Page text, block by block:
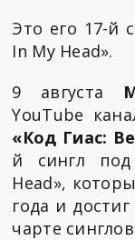
Это его 17-й
In My Head».
9 августа
YouTube
«Код Гиас:
й сингл
Head»,
года и
чарте